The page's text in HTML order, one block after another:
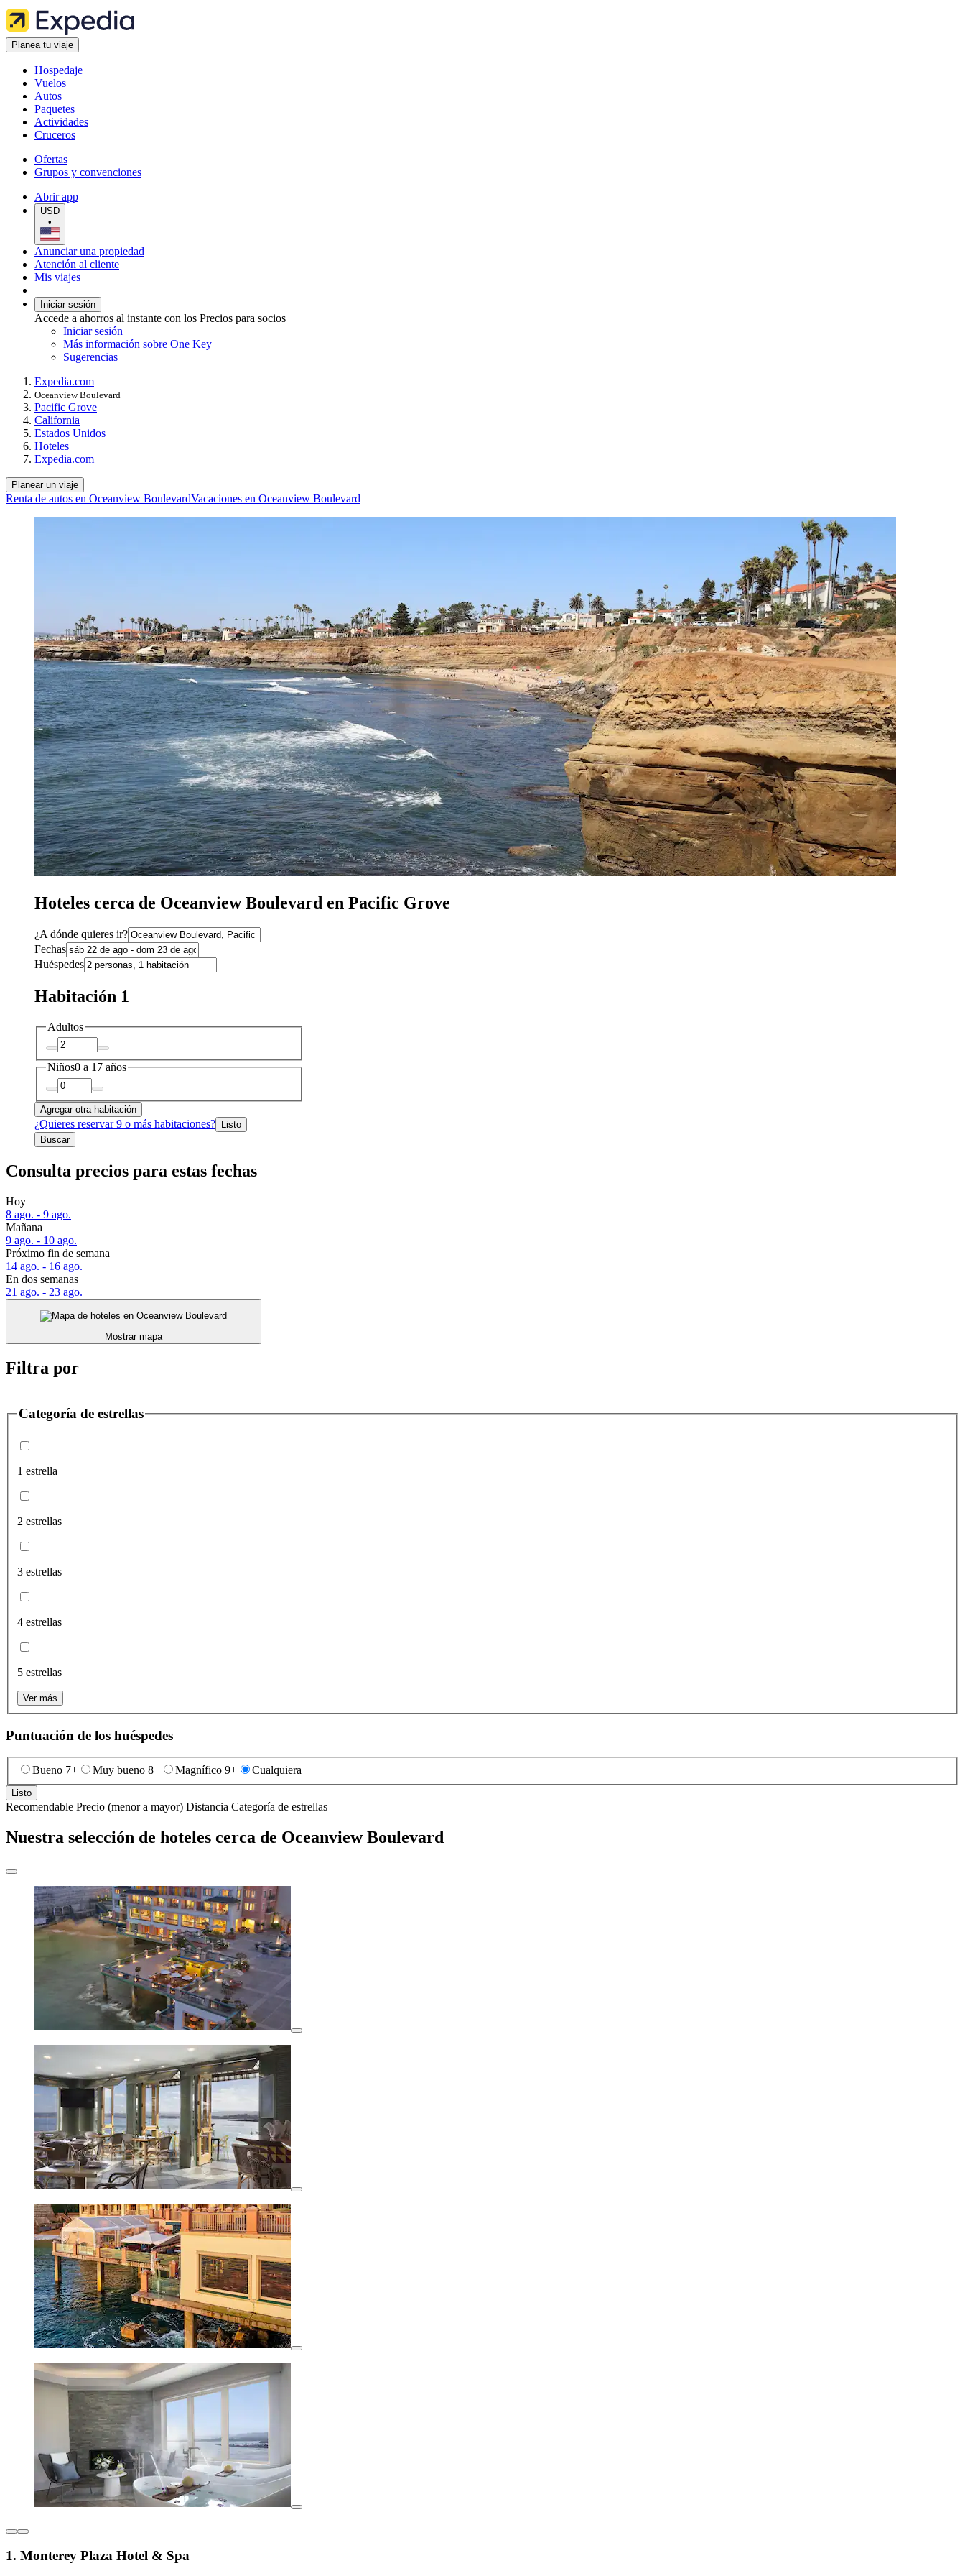
Planea tu viaje
Hospedaje
Vuelos
Autos
Paquetes
Actividades
Cruceros
Ofertas
Grupos y convenciones
Abrir app
USD
•
Anunciar una propiedad
Atención al cliente
Mis viajes
Iniciar sesión
Accede a ahorros al instante con los Precios para socios
Iniciar sesión
Más información sobre One Key
Sugerencias
Expedia.com
Oceanview Boulevard
Pacific Grove
California
Estados Unidos
Hoteles
Expedia.com
Planear un viaje
Renta de autos en Oceanview BoulevardVacaciones en Oceanview Boulevard
Hoteles cerca de Oceanview Boulevard en Pacific Grove
¿A dónde quieres ir?
Fechas
Huéspedes
Habitación 1
Adultos
Niños0 a 17 años
Agregar otra habitación
¿Quieres reservar 9 o más habitaciones? Listo
Buscar
Consulta precios para estas fechas
Hoy
8 ago. - 9 ago.
Mañana
9 ago. - 10 ago.
Próximo fin de semana
14 ago. - 16 ago.
En dos semanas
21 ago. - 23 ago.
Mostrar mapa
Filtra por
Categoría de estrellas
1 estrella
2 estrellas
3 estrellas
4 estrellas
5 estrellas
Ver más
Puntuación de los huéspedes
Bueno 7+ Muy bueno 8+ Magnífico 9+ Cualquiera
Listo
Recomendable Precio (menor a mayor) Distancia Categoría de estrellas
Nuestra selección de hoteles cerca de Oceanview Boulevard
1. Monterey Plaza Hotel & Spa